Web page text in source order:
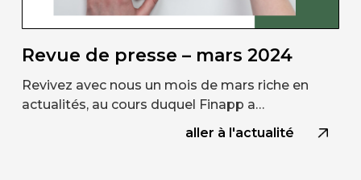
Revue de presse – mars 2024
Revivez avec nous un mois de mars riche en
actualités, au cours duquel Finapp a…
aller à l'actualité